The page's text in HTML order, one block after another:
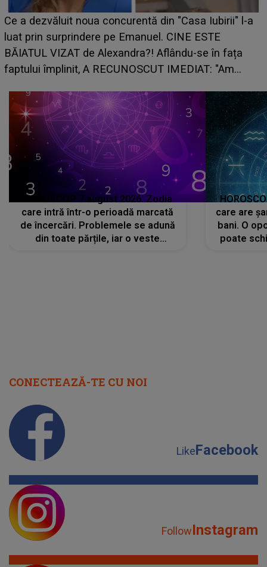
"Casa Iubirii" l-a
ESTE
se în fața
"Am
HOROSCOP de weekend, 8-9
care riscă să rămână fără bani. O
grabă îi aduce pierderi
planurile peste cap
HOROSCOP 7 august 2026. Zodia
care intră într-o perioadă marcată
de încercări. Problemele se adună
din toate părțile, iar o veste
care are
bani. O
poate
CONECTEAZĂ-TE CU NOI
LikeFacebook
FollowInstagram